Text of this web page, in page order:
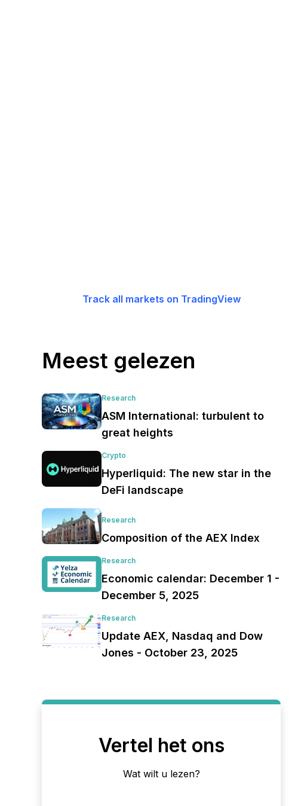
Track all markets on TradingView
Meest gelezen
Research
ASM International: turbulent to
great heights
Crypto
Hyperliquid: The new star in the
DeFi landscape
Research
Composition of the AEX Index
Research
Economic calendar: December 1 -
December 5, 2025
Research
Update AEX, Nasdaq and Dow
Jones - October 23, 2025
Vertel het ons
Wat wilt u lezen?